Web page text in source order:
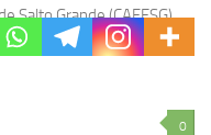
Salto Grande (CAFESG)
de las localidades...
0